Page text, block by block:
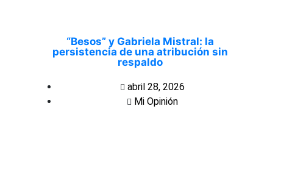
“Besos” y Gabriela Mistral: la
persistencia de una atribución sin
respaldo
abril 28, 2026
Mi Opinión